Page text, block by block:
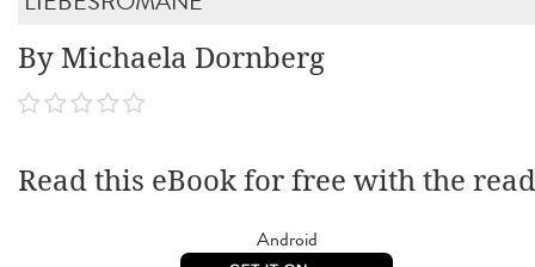
By Michaela Dornberg
Read this eBook for free with the
Android